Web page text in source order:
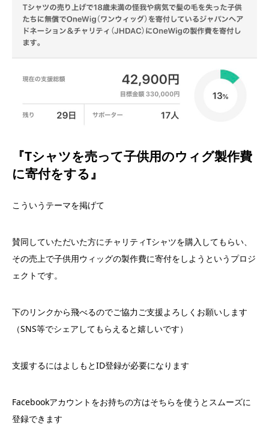
『Tシャツを売って子供用のウィグ製作費
に寄付をする』
こういうテーマを掲げて
賛同していただいた方にチャリティTシャツを購入してもらい、
その売上で子供用ウィッグの製作費に寄付をしようというプロジ
ェクトです。
下のリンクから飛べるのでご協力ご支援よろしくお願いします
（SNS等でシェアしてもらえると嬉しいです）
支援するにはよしもとID登録が必要になります
Facebookアカウントをお持ちの方はそちらを使うとスムーズに
登録できます